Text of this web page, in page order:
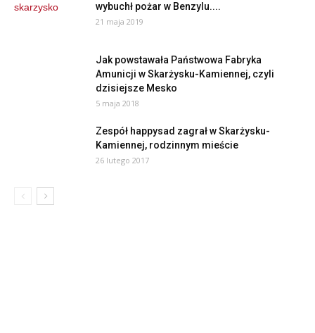
wybuchł pożar w Benzylu....
21 maja 2019
Jak powstawała Państwowa Fabryka
Amunicji w Skarżysku-Kamiennej, czyli
dzisiejsze Mesko
5 maja 2018
Zespół happysad zagrał w Skarżysku-
Kamiennej, rodzinnym mieście
26 lutego 2017